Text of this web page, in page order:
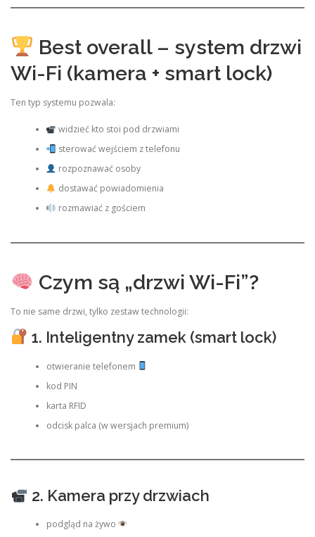
Best overall – system drzwi
Wi-Fi (kamera + smart lock)
Ten typ systemu pozwala:
widzieć kto stoi pod drzwiami
sterować wejściem z telefonu
rozpoznawać osoby
dostawać powiadomienia
rozmawiać z gościem
Czym są „drzwi Wi-Fi”?
To nie same drzwi, tylko zestaw technologii:
1. Inteligentny zamek (smart lock)
otwieranie telefonem
kod PIN
karta RFID
odcisk palca (w wersjach premium)
2. Kamera przy drzwiach
podgląd na żywo